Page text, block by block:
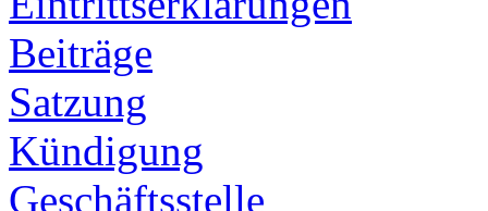
Beiträge
Satzung
Kündigung
Geschäftsstelle